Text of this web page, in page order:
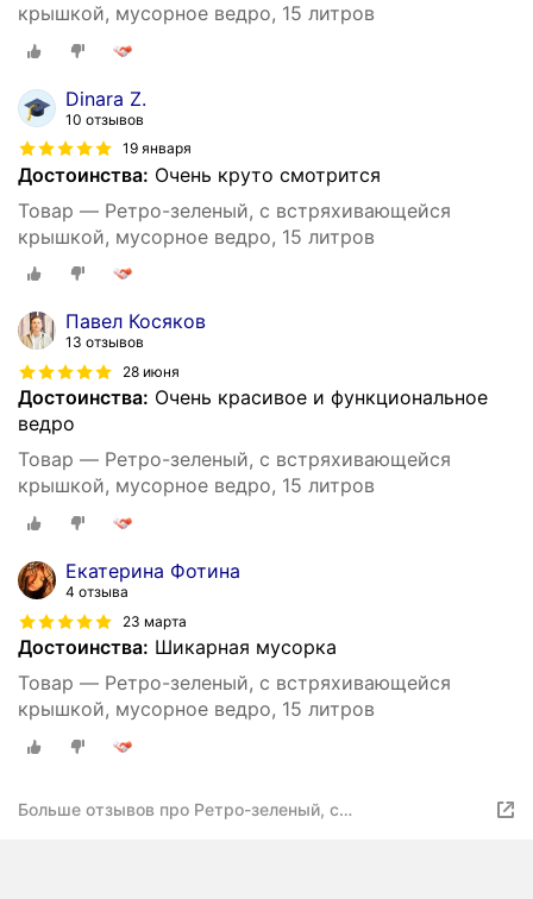
крышкой, мусорное ведро, 15 литров
Dinara Z.
10 отзывов
19 января
Достоинства: Очень круто смотрится
Товар — Ретро-зеленый, с встряхивающейся
крышкой, мусорное ведро, 15 литров
Павел Косяков
13 отзывов
28 июня
Достоинства: Очень красивое и функциональное
ведро
Товар — Ретро-зеленый, с встряхивающейся
крышкой, мусорное ведро, 15 литров
Екатерина Фотина
4 отзыва
23 марта
Достоинства: Шикарная мусорка
Товар — Ретро-зеленый, с встряхивающейся
крышкой, мусорное ведро, 15 литров
Больше отзывов про Ретро-зеленый, с